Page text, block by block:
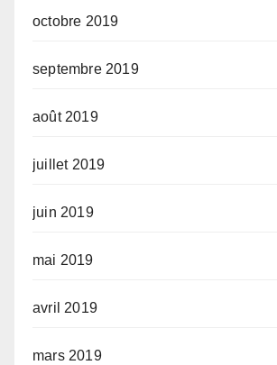
octobre 2019
septembre 2019
août 2019
juillet 2019
juin 2019
mai 2019
avril 2019
mars 2019